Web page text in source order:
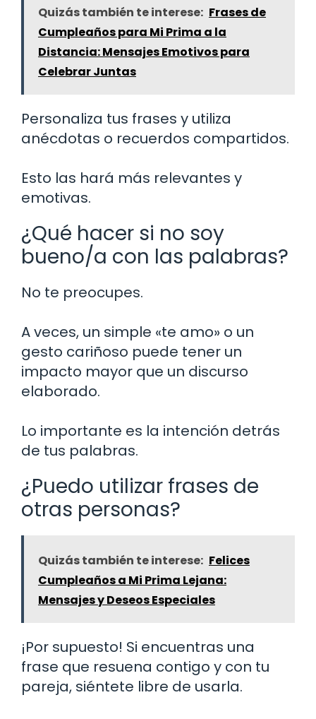
Quizás también te interese: Frases de
Cumpleaños para Mi Prima a la
Distancia: Mensajes Emotivos para
Celebrar Juntas
Personaliza tus frases y utiliza
anécdotas o recuerdos compartidos.
Esto las hará más relevantes y
emotivas.
¿Qué hacer si no soy
bueno/a con las palabras?
No te preocupes.
A veces, un simple «te amo» o un
gesto cariñoso puede tener un
impacto mayor que un discurso
elaborado.
Lo importante es la intención detrás
de tus palabras.
¿Puedo utilizar frases de
otras personas?
Quizás también te interese: Felices
Cumpleaños a Mi Prima Lejana:
Mensajes y Deseos Especiales
¡Por supuesto! Si encuentras una
frase que resuena contigo y con tu
pareja, siéntete libre de usarla.